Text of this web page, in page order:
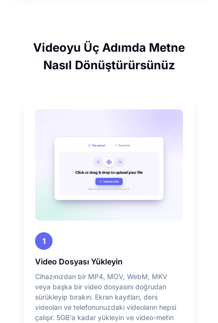
Videoyu Üç Adımda Metne
Nasıl Dönüştürürsünüz
1
Video Dosyası Yükleyin
Cihazınızdan bir MP4, MOV, WebM, MKV
veya başka bir video dosyasını doğrudan
sürükleyip bırakın. Ekran kayıtları, ders
videoları ve telefonunuzdaki videoların hepsi
çalışır. 5GB'a kadar yükleyin ve video-metin